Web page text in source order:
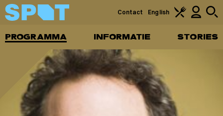
PROGRAMMA INFORMATIE STORIES
Contact English